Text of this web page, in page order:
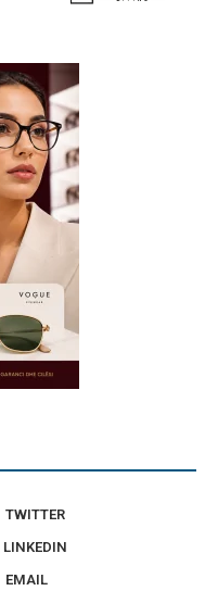
TWITTER
LINKEDIN
EMAIL